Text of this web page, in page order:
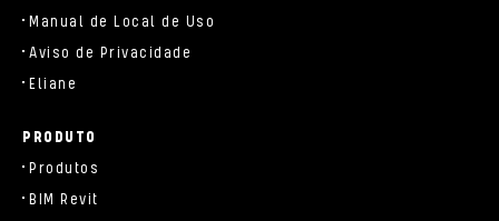
Manual de Local de Uso
Aviso de Privacidade
Eliane
PRODUTO
Produtos
BIM Revit